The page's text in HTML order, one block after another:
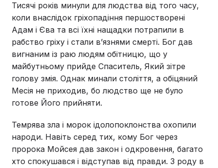
Тисячі років минули для людства від того часу,
коли внаслідок гріхопадіння першостворені
Адам і Єва та всі їхні нащадки потрапили в
рабство гріху і стали в’язнями смерті. Бог дав
вигнаним із раю людям обітницю, що у
майбутньому прийде Спаситель, Який зітре
голову змія. Однак минали століття, а обіцяний
Месія не приходив, бо людство ще не було
готове Його прийняти.
Темрява зла і морок ідолопоклонства охопили
народи. Навіть серед тих, кому Бог через
пророка Мойсея дав закон і одкровення, багато
хто спокушався і відступав від правди. З роду в